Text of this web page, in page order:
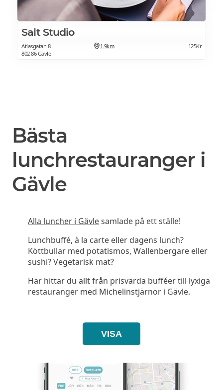
Salt Studio
Atlasgatan 8
802 86 Gävle
1.9km 125Kr
Bästa
lunchrestauranger i
Gävle
Alla luncher i Gävlesamlade på ett ställe!
Lunchbuffé, à la carte eller dagens lunch?
Köttbullar med potatismos, Wallenbergare eller
sushi? Vegetarisk mat?
Här hittar du allt från prisvärda bufféer till lyxiga
restauranger med Michelinstjärnor i Gävle.
VISA